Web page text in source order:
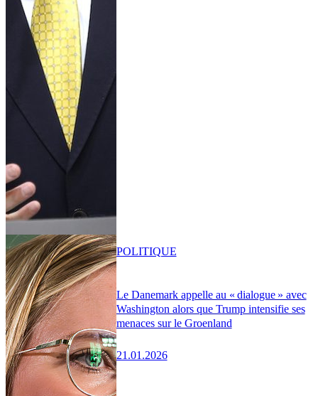
Le Danemark appelle au « dialogue » avec
Washington alors que Trump intensifie ses
menaces sur le Groenland
21.01.2026
POLITIQUE